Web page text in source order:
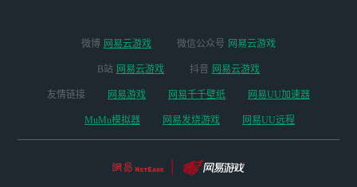
微博 网易云游戏 微信公众号 网易云游戏
B站 网易云游戏 抖音 网易云游戏
友情链接 网易游戏 网易千千壁纸 网易UU加速器
MuMu模拟器 网易发烧游戏 网易UU远程